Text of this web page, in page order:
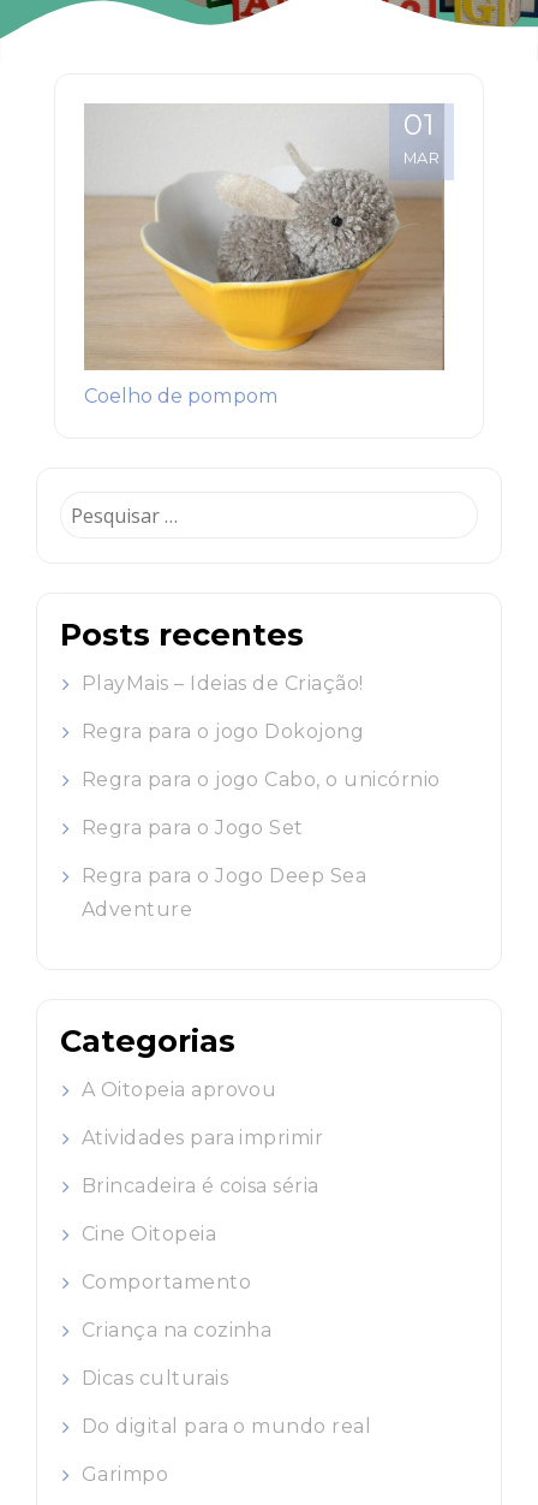
01
MAR
Coelho de pompom
Pesquisar
Posts recentes
PlayMais – Ideias de Criação!
Regra para o jogo Dokojong
Regra para o jogo Cabo, o unicórnio
Regra para o Jogo Set
Regra para o Jogo Deep Sea
Adventure
Categorias
A Oitopeia aprovou
Atividades para imprimir
Brincadeira é coisa séria
Cine Oitopeia
Comportamento
Criança na cozinha
Dicas culturais
Do digital para o mundo real
Garimpo